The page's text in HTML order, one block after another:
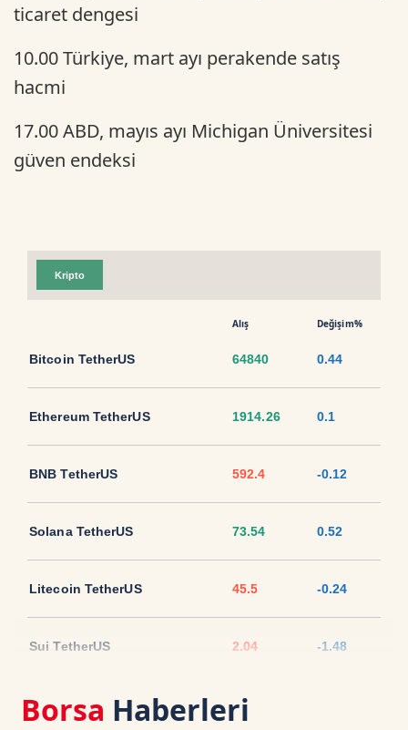
ticaret dengesi
10.00 Türkiye, mart ayı perakende satış
hacmi
17.00 ABD, mayıs ayı Michigan Üniversitesi
güven endeksi
Kripto
Alış Değişim%
Bitcoin TetherUS 64840 0.44
Ethereum TetherUS 1914.26 0.1
BNB TetherUS 592.4 -0.12
Solana TetherUS 73.54 0.52
Litecoin TetherUS 45.5 -0.24
Sui TetherUS 2.04 -1.48
Ripple TetherUS 1.0212
Borsa Haberleri